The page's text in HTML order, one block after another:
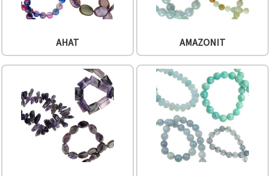
z vašim
soglasjem
naših
partnerjev
za analitiko
in trženje.
S klikom na
AHAT AMAZONIT